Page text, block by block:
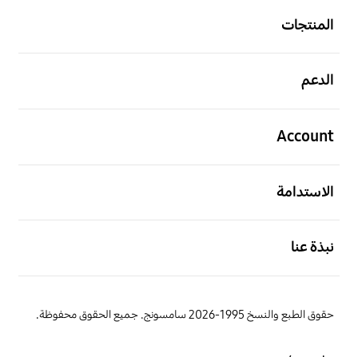
المنتجات
الدعم
Account
الاستدامة
نبذة عنا
حقوق الطبع والنسخ 1995-2026 سامسونج. جميع الحقوق محفوظة.